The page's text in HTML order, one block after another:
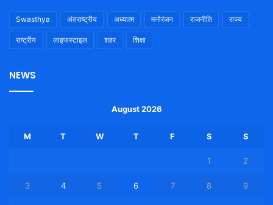
Swasthya अंतराष्ट्रीय अध्यात्म मनोरंजन राजनीति राज्य
राष्ट्रीय लाइफस्टाइल शहर शिक्षा
NEWS
August 2026
M T W T F S S
1 2
3 4 5 6 7 8 9